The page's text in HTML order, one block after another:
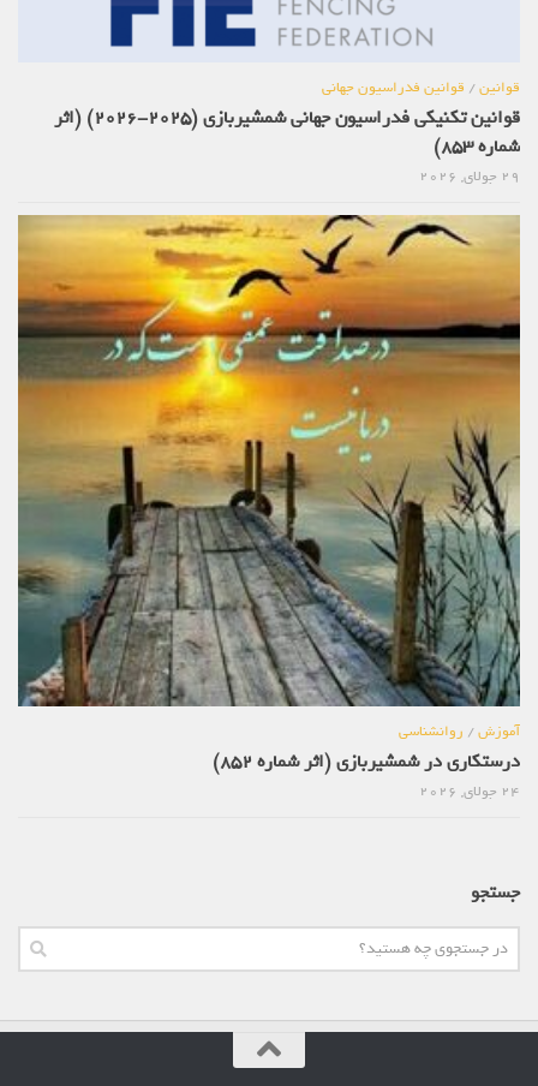
قوانین/قوانین فدراسیون جهانی
قوانین تکنیکی فدراسیون جهانی شمشیربازی (2025-2026) (اثر
شماره 853)
آموزش/روانشناسی
درستکاری در شمشیربازی (اثر شماره 852)
جستجو